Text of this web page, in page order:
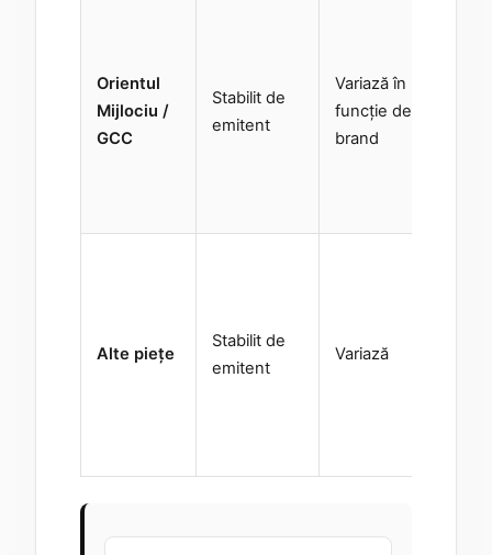
Orientul
Mijlociu /
GCC
Stabilit de
emitent
Variază în
funcție de
brand
Alte piețe
Stabilit de
emitent
Variază